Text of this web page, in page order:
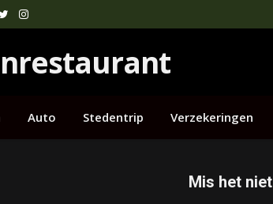
TwitterInstagram
Auto Stedentrip Verzekeringen
Mis het niet